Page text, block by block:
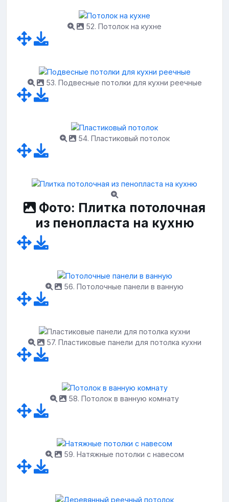
52. Потолок на кухне
53. Подвесные потолки для кухни реечные
54. Пластиковый потолок
Фото: Плитка потолочная
из пенопласта на кухню
56. Потолочные панели в ванную
57. Пластиковые панели для потолка кухни
58. Потолок в ванную комнату
59. Натяжные потолки с навесом